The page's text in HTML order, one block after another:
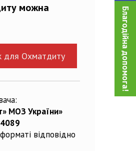
Благодійна допомога!
можна
для Охматдиту
МОЗ України»
відповідно